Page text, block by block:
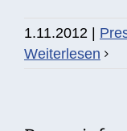
1.11.2012
Weiterlesen